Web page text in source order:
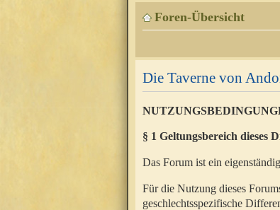
Foren-Übersicht
Die Taverne von
§ 1 Geltungsbereich dieses
Das Forum ist ein
Für die Nutzung dieses
geschlechtsspezifische